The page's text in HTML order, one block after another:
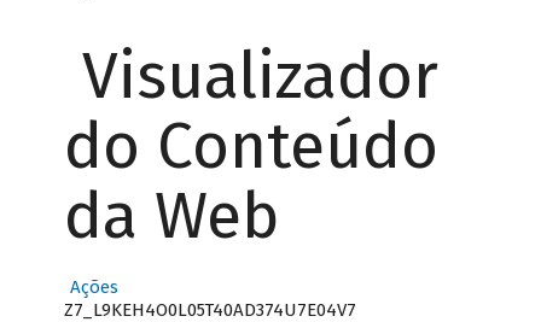
Visualizador
do Conteúdo
da Web
Ações
Z7_L9KEH4O0L05T40AD374U7E04V7